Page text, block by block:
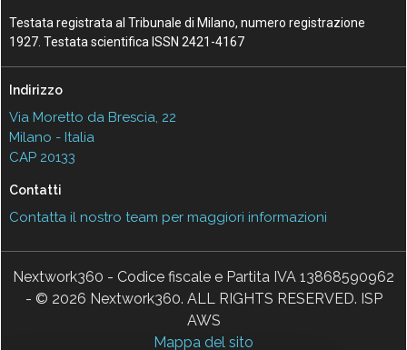
Testata registrata al Tribunale di Milano, numero registrazione
1927. Testata scientifica ISSN 2421-4167
Indirizzo
Via Moretto da Brescia, 22
Milano - Italia
CAP 20133
Contatti
Contatta il nostro team per maggiori informazioni
Nextwork360 - Codice fiscale e Partita IVA 13868590962
- © 2026 Nextwork360. ALL RIGHTS RESERVED. ISP
AWS
Mappa del sito